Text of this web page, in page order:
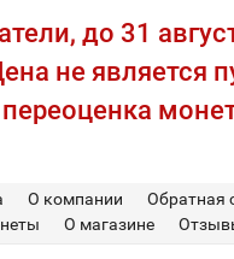
до 31
не является
О компании Обратная
О магазине